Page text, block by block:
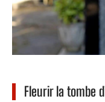
Fleurir la tombe